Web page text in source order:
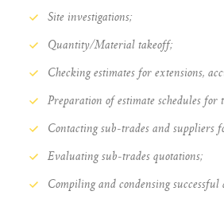
Site investigations;
Quantity/Material takeoff;
Checking estimates for extensions,
Preparation of estimate schedules for
Contacting sub-trades and suppliers
Evaluating sub-trades quotations;
Compiling and condensing